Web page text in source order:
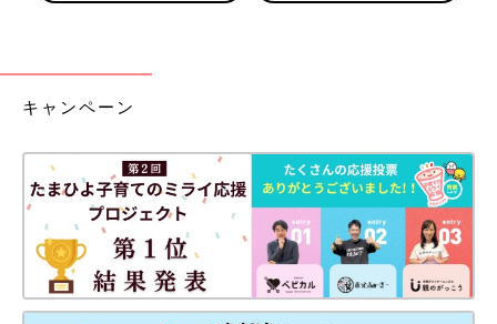
キャンペーン